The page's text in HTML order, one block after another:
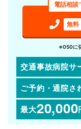
電話相
無料
※050に
交通事故病院サ
ご予約・通院さ
最大20,000